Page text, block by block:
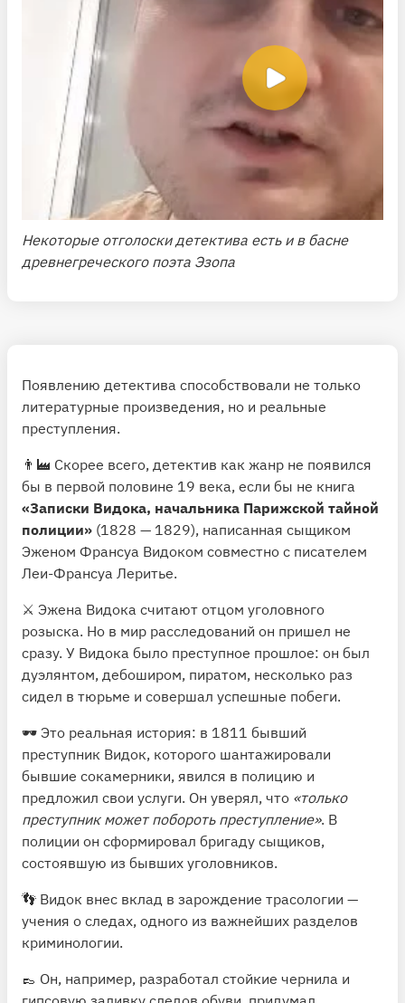
другой, не менее интересной профессии... Не будем
раскрывать все карты😉
Некоторые отголоски детектива есть и в басне
древнегреческого поэта Эзопа
Появлению детектива способствовали не только
литературные произведения, но и реальные
преступления.
👨‍🏭 Скорее всего, детектив как жанр не появился
бы в первой половине 19 века, если бы не книга
«Записки Видока, начальника Парижской тайной
полиции» (1828 — 1829), написанная сыщиком
Эженом Франсуа Видоком совместно с писателем
Леи-Франсуа Леритье.
⚔️ Эжена Видока считают отцом уголовного
розыска. Но в мир расследований он пришел не
сразу. У Видока было преступное прошлое: он был
дуэлянтом, дебоширом, пиратом, несколько раз
сидел в тюрьме и совершал успешные побеги.
🕶 Это реальная история: в 1811 бывший
преступник Видок, которого шантажировали
бывшие сокамерники, явился в полицию и
предложил свои услуги. Он уверял, что «только
преступник может побороть преступление». В
полиции он сформировал бригаду сыщиков,
состоявшую из бывших уголовников.
👣 Видок внес вклад в зарождение трасологии —
учения о следах, одного из важнейших разделов
криминологии.
👞 Он, например, разработал стойкие чернила и